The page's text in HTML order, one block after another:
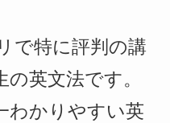
で特に評判の講
英文法です。
わかりやすい英